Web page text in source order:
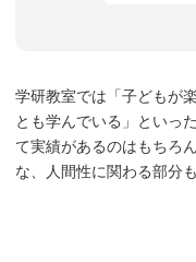
学研教室では「子どもが
とも学んでいる」といっ
て実績があるのはもちろ
な、人間性に関わる部分